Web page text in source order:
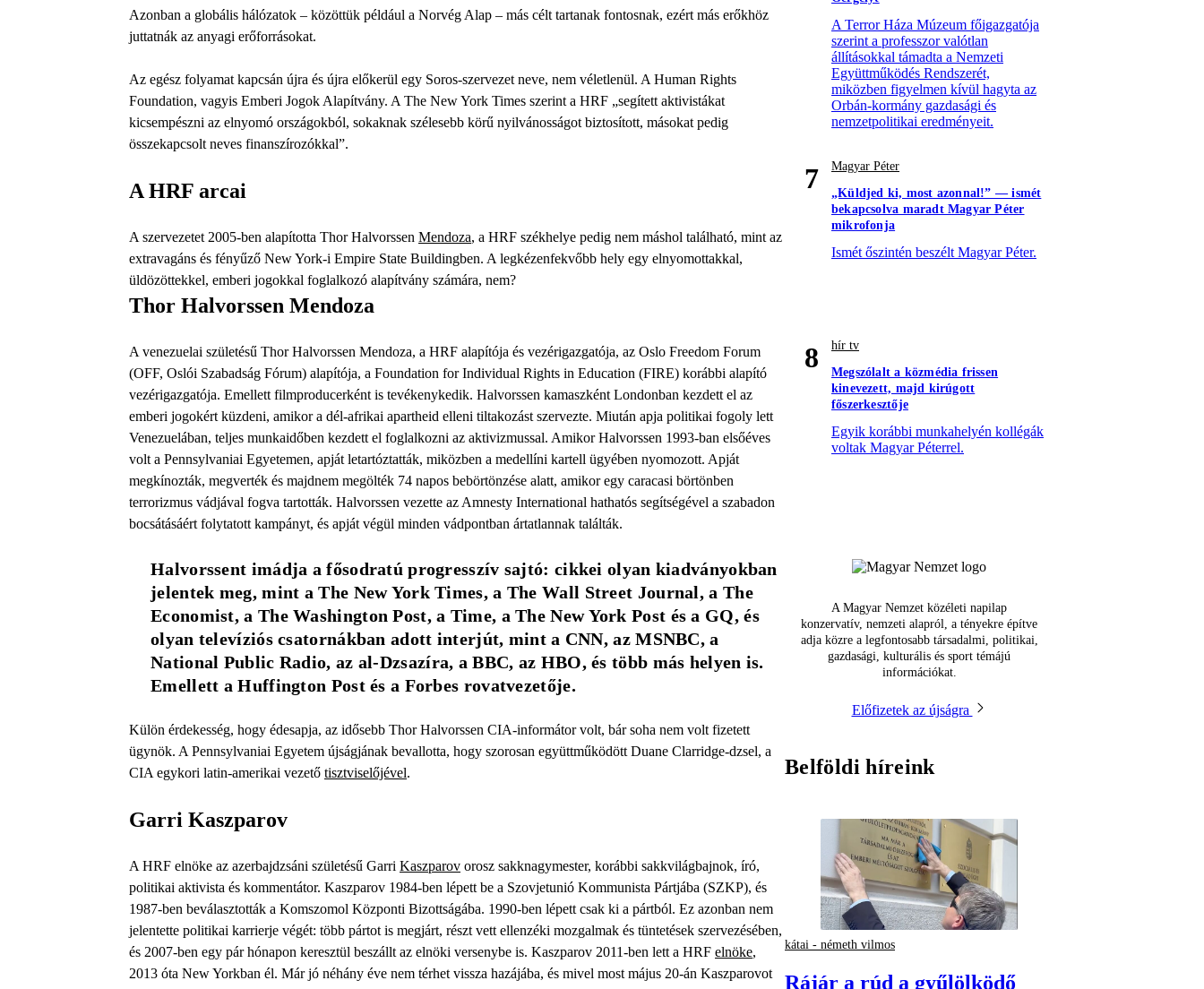
Azonban a globális hálózatok – közöttük például a Norvég Alap – más célt tartanak fontosnak, ezért más erőkhöz
juttatnák az anyagi erőforrásokat.
Az egész folyamat kapcsán újra és újra előkerül egy Soros-szervezet neve, nem véletlenül. A Human Rights
Foundation, vagyis Emberi Jogok Alapítvány. A The New York Times szerint a HRF „segített aktivistákat
kicsempészni az elnyomó országokból, sokaknak szélesebb körű nyilvánosságot biztosított, másokat pedig
összekapcsolt neves finanszírozókkal”.
A HRF arcai
A szervezetet 2005-ben alapította Thor Halvorssen Mendoza, a HRF székhelye pedig nem máshol található, mint az
extravagáns és fényűző New York-i Empire State Buildingben. A legkézenfekvőbb hely egy elnyomottakkal,
üldözöttekkel, emberi jogokkal foglalkozó alapítvány számára, nem?
Thor Halvorssen Mendoza
A venezuelai születésű Thor Halvorssen Mendoza, a HRF alapítója és vezérigazgatója, az Oslo Freedom Forum
(OFF, Oslói Szabadság Fórum) alapítója, a Foundation for Individual Rights in Education (FIRE) korábbi alapító
vezérigazgatója. Emellett filmproducerként is tevékenykedik. Halvorssen kamaszként Londonban kezdett el az
emberi jogokért küzdeni, amikor a dél-afrikai apartheid elleni tiltakozást szervezte. Miután apja politikai fogoly lett
Venezuelában, teljes munkaidőben kezdett el foglalkozni az aktivizmussal. Amikor Halvorssen 1993-ban elsőéves
volt a Pennsylvaniai Egyetemen, apját letartóztatták, miközben a medellíni kartell ügyében nyomozott. Apját
megkínozták, megverték és majdnem megölték 74 napos bebörtönzése alatt, amikor egy caracasi börtönben
terrorizmus vádjával fogva tartották. Halvorssen vezette az Amnesty International hathatós segítségével a szabadon
bocsátásáért folytatott kampányt, és apját végül minden vádpontban ártatlannak találták.
Halvorssent imádja a fősodratú progresszív sajtó: cikkei olyan kiadványokban
jelentek meg, mint a The New York Times, a The Wall Street Journal, a The
Economist, a The Washington Post, a Time, a The New York Post és a GQ, és
olyan televíziós csatornákban adott interjút, mint a CNN, az MSNBC, a
National Public Radio, az al-Dzsazíra, a BBC, az HBO, és több más helyen is.
Emellett a Huffington Post és a Forbes rovatvezetője.
Külön érdekesség, hogy édesapja, az idősebb Thor Halvorssen CIA-informátor volt, bár soha nem volt fizetett
ügynök. A Pennsylvaniai Egyetem újságjának bevallotta, hogy szorosan együttműködött Duane Clarridge-dzsel, a
CIA egykori latin-amerikai vezető tisztviselőjével.
Garri Kaszparov
A HRF elnöke az azerbajdzsáni születésű Garri Kaszparov orosz sakknagymester, korábbi sakkvilágbajnok, író,
politikai aktivista és kommentátor. Kaszparov 1984-ben lépett be a Szovjetunió Kommunista Pártjába (SZKP), és
1987-ben beválasztották a Komszomol Központi Bizottságába. 1990-ben lépett csak ki a pártból. Ez azonban nem
jelentette politikai karrierje végét: több pártot is megjárt, részt vett ellenzéki mozgalmak és tüntetések szervezésében,
és 2007-ben egy pár hónapon keresztül beszállt az elnöki versenybe is. Kaszparov 2011-ben lett a HRF elnöke,
2013 óta New Yorkban él. Már jó néhány éve nem térhet vissza hazájába, és mivel most május 20-án Kaszparovot
A Terror Háza Múzeum főigazgatója
szerint a professzor valótlan
állításokkal támadta a Nemzeti
Együttműködés Rendszerét,
miközben figyelmen kívül hagyta az
Orbán-kormány gazdasági és
nemzetpolitikai eredményeit.
7
Magyar Péter
„Küldjed ki, most azonnal!” — ismét
bekapcsolva maradt Magyar Péter
mikrofonja
Ismét őszintén beszélt Magyar Péter.
8
hír tv
Megszólalt a közmédia frissen
kinevezett, majd kirúgott
főszerkesztője
Egyik korábbi munkahelyén kollégák
voltak Magyar Péterrel.
A Magyar Nemzet közéleti napilap
konzervatív, nemzeti alapról, a tényekre építve
adja közre a legfontosabb társadalmi, politikai,
gazdasági, kulturális és sport témájú
információkat.
Előfizetek az újságra
Belföldi híreink
kátai - németh vilmos
Rájár a rúd a gyűlölködő